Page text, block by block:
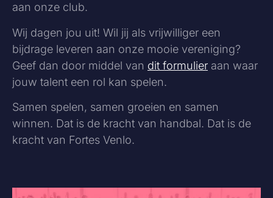
aan onze club.
Wij dagen jou uit! Wil jij als vrijwilliger een
bijdrage leveren aan onze mooie vereniging?
Geef dan door middel van dit formulier aan waar
jouw talent een rol kan spelen.
Samen spelen, samen groeien en samen
winnen. Dat is de kracht van handbal. Dat is de
kracht van Fortes Venlo.